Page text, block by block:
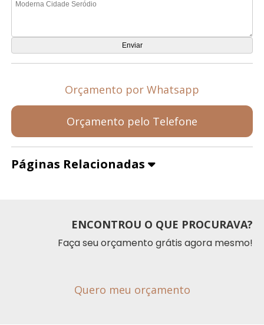
Orçamento por Whatsapp
Orçamento pelo Telefone
Páginas Relacionadas
ENCONTROU O QUE PROCURAVA?
Faça seu orçamento grátis agora mesmo!
Quero meu orçamento